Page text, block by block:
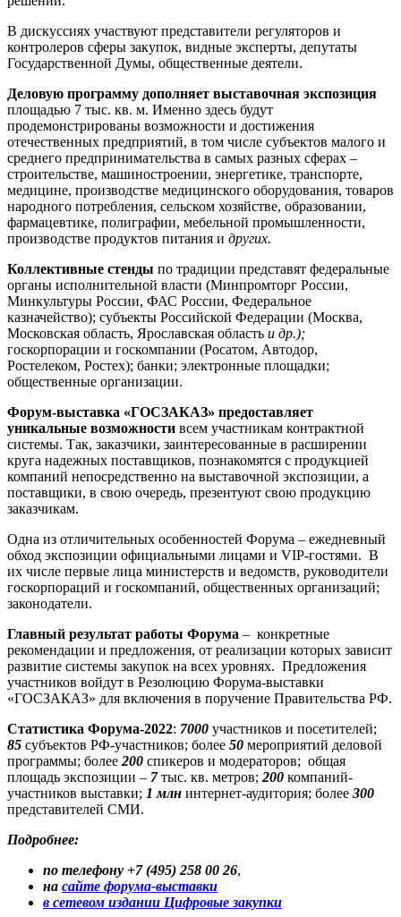
В дискуссиях участвуют представители регуляторов и
контролеров сферы закупок, видные эксперты, депутаты
Государственной Думы, общественные деятели.
Деловую программу дополняет выставочная экспозиция
площадью 7 тыс. кв. м. Именно здесь будут
продемонстрированы возможности и достижения
отечественных предприятий, в том числе субъектов малого и
среднего предпринимательства в самых разных сферах –
строительстве, машиностроении, энергетике, транспорте,
медицине, производстве медицинского оборудования, товаров
народного потребления, сельском хозяйстве, образовании,
фармацевтике, полиграфии, мебельной промышленности,
производстве продуктов питания и других.
Коллективные стенды по традиции представят федеральные
органы исполнительной власти (Минпромторг России,
Минкультуры России, ФАС России, Федеральное
казначейство); субъекты Российской Федерации (Москва,
Московская область, Ярославская область и др.);
госкорпорации и госкомпании (Росатом, Автодор,
Ростелеком, Ростех); банки; электронные площадки;
общественные организации.
Форум-выставка «ГОСЗАКАЗ» предоставляет
уникальные возможности всем участникам контрактной
системы. Так, заказчики, заинтересованные в расширении
круга надежных поставщиков, познакомятся с продукцией
компаний непосредственно на выставочной экспозиции, а
поставщики, в свою очередь, презентуют свою продукцию
заказчикам.
Одна из отличительных особенностей Форума – ежедневный
обход экспозиции официальными лицами и VIP-гостями. В
их числе первые лица министерств и ведомств, руководители
госкорпораций и госкомпаний, общественных организаций;
законодатели.
Главный результат работы Форума – конкретные
рекомендации и предложения, от реализации которых зависит
развитие системы закупок на всех уровнях. Предложения
участников войдут в Резолюцию Форума-выставки
«ГОСЗАКАЗ» для включения в поручение Правительства РФ.
Статистика Форума-2022: 7000 участников и посетителей;
85 субъектов РФ-участников; более 50 мероприятий деловой
программы; более 200 спикеров и модераторов; общая
площадь экспозиции – 7тыс. кв. метров; 200 компаний-
участников выставки; 1 млн интернет-аудитория; более 300
представителей СМИ.
Подробнее:
по телефону +7 (495) 258 00 26,
на сайте форума-выставки
в сетевом издании Цифровые закупки